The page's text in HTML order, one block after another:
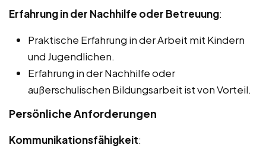
Erfahrung in der Nachhilfe oder Betreuung:
Praktische Erfahrung in der Arbeit mit Kindern
und Jugendlichen.
Erfahrung in der Nachhilfe oder
außerschulischen Bildungsarbeit ist von Vorteil.
Persönliche Anforderungen
Kommunikationsfähigkeit: